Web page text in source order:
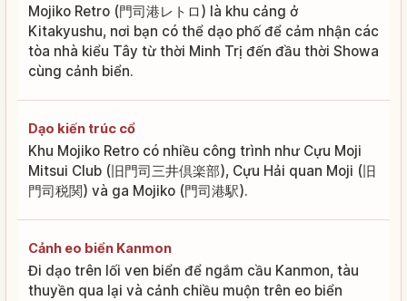
Mojiko Retro (門司港レトロ) là khu cảng ở
Kitakyushu, nơi bạn có thể dạo phố để cảm nhận các
tòa nhà kiểu Tây từ thời Minh Trị đến đầu thời Showa
cùng cảnh biển.
Dạo kiến trúc cổ
Khu Mojiko Retro có nhiều công trình như Cựu Moji
Mitsui Club (旧門司三井倶楽部), Cựu Hải quan Moji (旧
門司税関) và ga Mojiko (門司港駅).
Cảnh eo biển Kanmon
Đi dạo trên lối ven biển để ngắm cầu Kanmon, tàu
thuyền qua lại và cảnh chiều muộn trên eo biển